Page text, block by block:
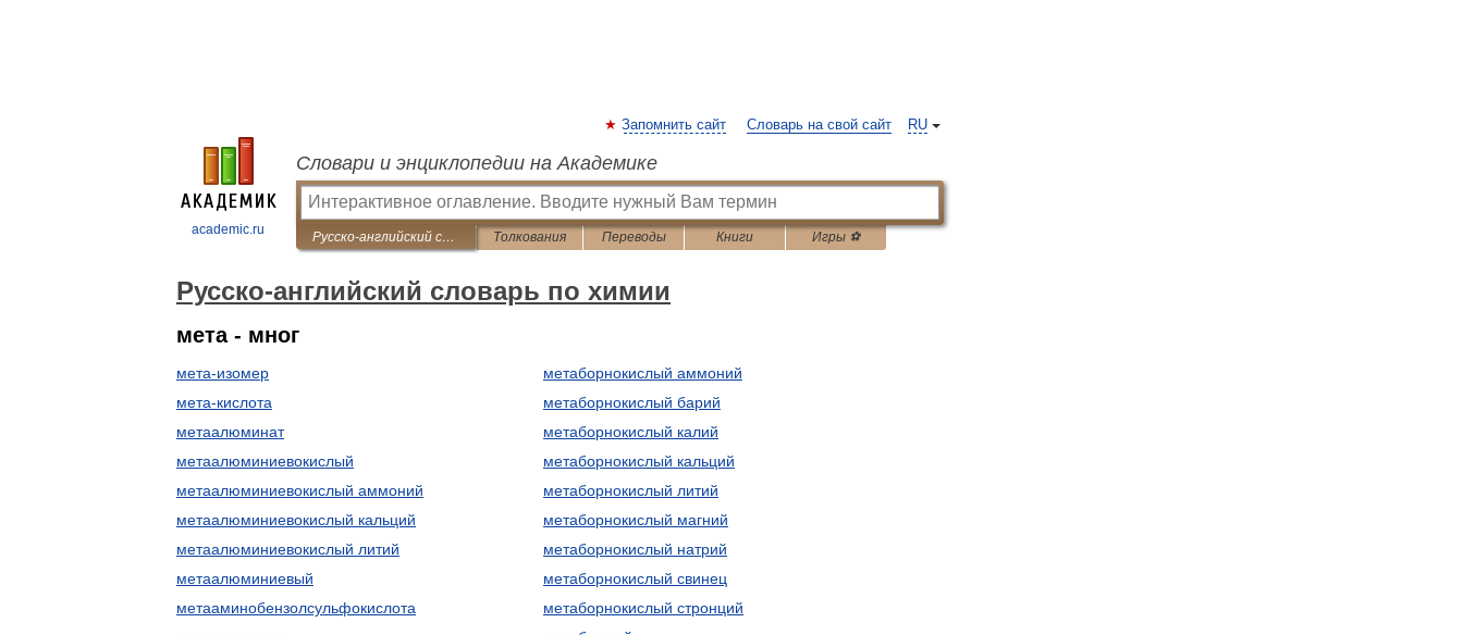
academic.ru
RU
Запомнить сайт Словарь на свой сайт
Словари и энциклопедии на Академике
Русско-английский словарь по химии Толкования Переводы Книги Игры ⚽
Русско-английский словарь по химии
мета - мног
мета-изомер
мета-кислота
метаалюминат
метаалюминиевокислый
метаалюминиевокислый аммоний
метаалюминиевокислый кальций
метаалюминиевокислый литий
метаалюминиевый
метааминобензолсульфокислота
метаборнокислый аммоний
метаборнокислый барий
метаборнокислый калий
метаборнокислый кальций
метаборнокислый литий
метаборнокислый магний
метаборнокислый натрий
метаборнокислый свинец
метаборнокислый стронций